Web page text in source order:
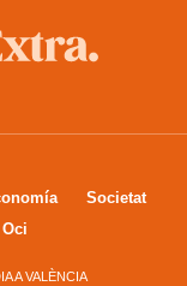
Societat
Oci
A VALÈNCIA